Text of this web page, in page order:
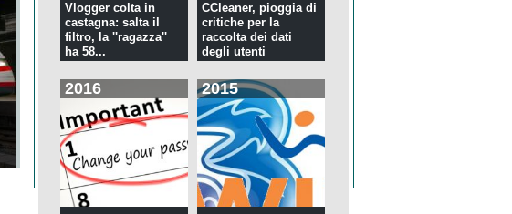
Vlogger colta in
castagna: salta il
filtro, la ''ragazza''
ha 58...
CCleaner, pioggia di
critiche per la
raccolta dei dati
degli utenti
2016 2015